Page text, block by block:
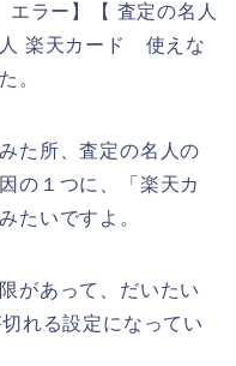
ラー】【 査定の名人
楽天カード 使えな
。
た所、査定の名人の
の１つに、「楽天カ
たいですよ。
があって、だいたい
れる設定になってい